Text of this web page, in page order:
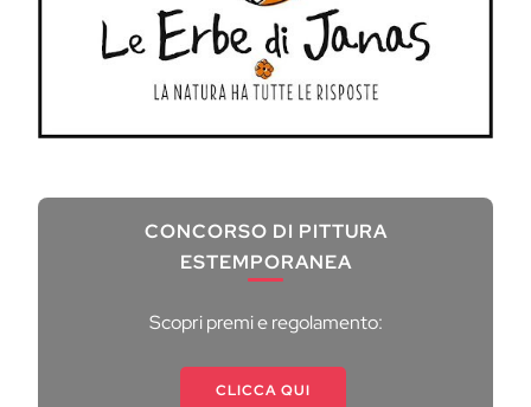
CONCORSO DI PITTURA
ESTEMPORANEA
Scopri premi e regolamento:
CLICCA QUI